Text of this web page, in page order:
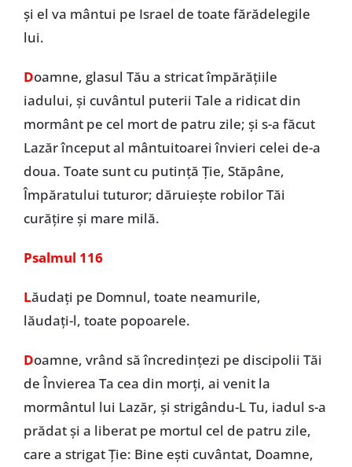
și el va mântui pe Israel de toate fărădelegile
lui.
Doamne, glasul Tău a stricat împărățiile
iadului, și cuvântul puterii Tale a ridicat din
mormânt pe cel mort de patru zile; și s-a făcut
Lazăr început al mântuitoarei învieri celei de-a
doua. Toate sunt cu putință Ție, Stăpâne,
Împăratului tuturor; dăruiește robilor Tăi
curățire și mare milă.
Psalmul 116
Lăudați pe Domnul, toate neamurile,
lăudați-l, toate popoarele.
Doamne, vrând să încredințezi pe discipolii Tăi
de Învierea Ta cea din morți, ai venit la
mormântul lui Lazăr, și strigându-L Tu, iadul s-a
prădat și a liberat pe mortul cel de patru zile,
care a strigat Ție: Bine ești cuvântat, Doamne,